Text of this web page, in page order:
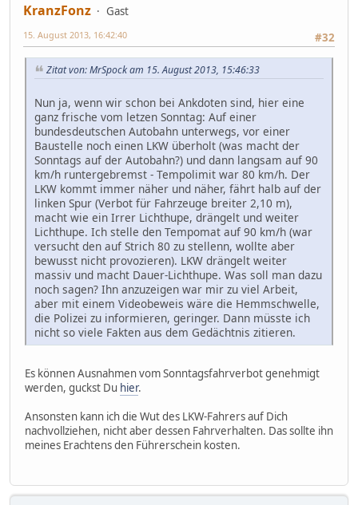
KranzFonz
Gast
#32
15. August 2013, 16:42:40
Zitat von: MrSpock am 15. August 2013, 15:46:33
Nun ja, wenn wir schon bei Ankdoten sind, hier eine
ganz frische vom letzen Sonntag: Auf einer
bundesdeutschen Autobahn unterwegs, vor einer
Baustelle noch einen LKW überholt (was macht der
Sonntags auf der Autobahn?) und dann langsam auf 90
km/h runtergebremst - Tempolimit war 80 km/h. Der
LKW kommt immer näher und näher, fährt halb auf der
linken Spur (Verbot für Fahrzeuge breiter 2,10 m),
macht wie ein Irrer Lichthupe, drängelt und weiter
Lichthupe. Ich stelle den Tempomat auf 90 km/h (war
versucht den auf Strich 80 zu stellenn, wollte aber
bewusst nicht provozieren). LKW drängelt weiter
massiv und macht Dauer-Lichthupe. Was soll man dazu
noch sagen? Ihn anzuzeigen war mir zu viel Arbeit,
aber mit einem Videobeweis wäre die Hemmschwelle,
die Polizei zu informieren, geringer. Dann müsste ich
nicht so viele Fakten aus dem Gedächtnis zitieren.
Es können Ausnahmen vom Sonntagsfahrverbot genehmigt
werden, guckst Du hier.
Ansonsten kann ich die Wut des LKW-Fahrers auf Dich
nachvollziehen, nicht aber dessen Fahrverhalten. Das sollte ihn
meines Erachtens den Führerschein kosten.